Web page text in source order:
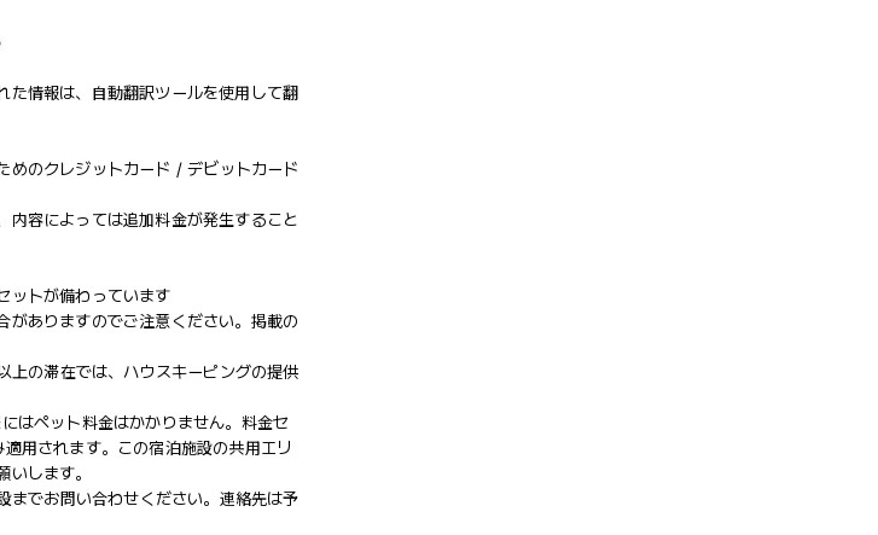
情報は、自動翻訳ツールを使用して翻
めのクレジットカード / デビットカード
容によっては追加料金が発生すること
ットが備わっています
がありますのでご注意ください。掲載の
の滞在では、ハウスキーピングの提供
はペット料金はかかりません。料金セ
用されます。この宿泊施設の共用エリ
します。
までお問い合わせください。連絡先は予